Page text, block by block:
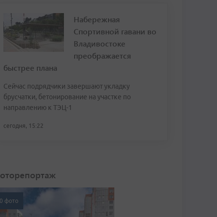
Набережная
Спортивной гавани во
Владивостоке
преображается
быстрее плана
Сейчас подрядчики завершают укладку
брусчатки, бетонирование на участке по
направлению к ТЭЦ-1
сегодня, 15:22
фото